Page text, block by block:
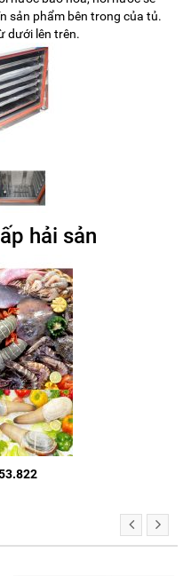
sản phẩm bên trong của tủ.
dưới lên trên.
hải sản